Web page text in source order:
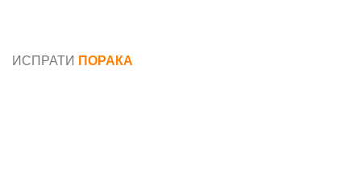
ИСПРАТИ ПОРАКА